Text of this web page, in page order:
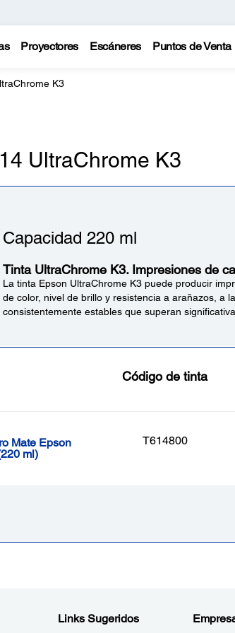
Proyectores Escáneres Puntos de Venta
K3
UltraChrome K3
Capacidad 220 ml
Tinta UltraChrome K3. Impresiones de
La tinta Epson UltraChrome K3 puede producir
de color, nivel de brillo y resistencia a arañazos, a
consistentemente estables que superan
Código de tinta
Mate Epson
ml)
T614800
Links Sugeridos